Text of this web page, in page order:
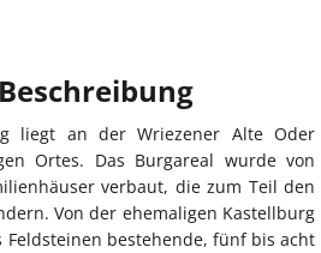
liegt an der Wriezener Alte Oder
Ortes. Das Burgareal wurde von
verbaut, die zum Teil den
Von der ehemaligen Kastellburg
Feldsteinen bestehende, fünf bis acht